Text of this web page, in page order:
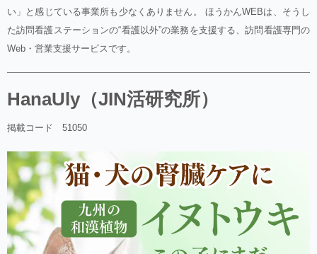
い」と感じている事業所も少なくありません。 ほうかんWEBは、そうし
た訪問看護ステーションの“看護以外”の業務を支援する、訪問看護専門の
Web・営業支援サービスです。
HanaUly（JIN活研究所）
掲載コード 51050